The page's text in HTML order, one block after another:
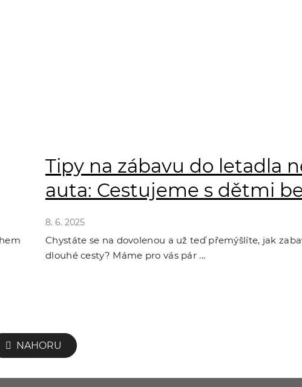
Tipy na zábavu do letadla
auta: Cestujeme s dětmi
8. 6. 2025
Chystáte se na dovolenou a už teď přemýšlíte, jak
dlouhé cesty? Máme pro vás pár ...
O
v
l
NAHORU